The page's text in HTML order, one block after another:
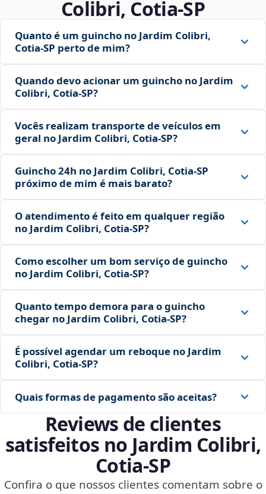
Colibri, Cotia‑SP
Quanto é um guincho no Jardim Colibri,
Cotia‑SP perto de mim?
Quando devo acionar um guincho no Jardim
Colibri, Cotia‑SP?
Vocês realizam transporte de veículos em
geral no Jardim Colibri, Cotia‑SP?
Guincho 24h no Jardim Colibri, Cotia‑SP
próximo de mim é mais barato?
O atendimento é feito em qualquer região
no Jardim Colibri, Cotia‑SP?
Como escolher um bom serviço de guincho
no Jardim Colibri, Cotia‑SP?
Quanto tempo demora para o guincho
chegar no Jardim Colibri, Cotia‑SP?
É possível agendar um reboque no Jardim
Colibri, Cotia‑SP?
Quais formas de pagamento são aceitas?
Reviews de clientes
satisfeitos no Jardim Colibri,
Cotia‑SP
Confira o que nossos clientes comentam sobre o